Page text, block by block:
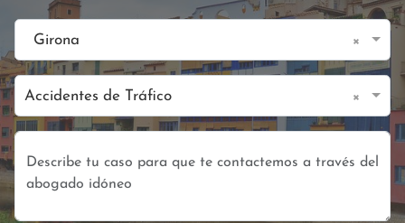
Girona ×
Accidentes de Tráfico ×